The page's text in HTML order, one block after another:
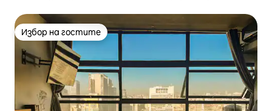
Избор на гостите
Избор на гостите